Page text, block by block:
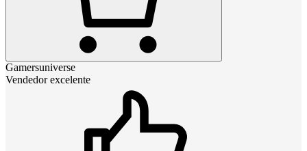
Gamersuniverse
Vendedor excelente